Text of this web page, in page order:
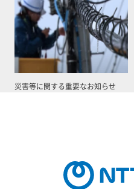
災害等に関する重要なお知らせ